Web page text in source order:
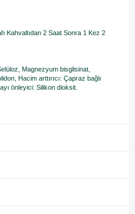
Kahvaltıdan 2 Saat Sonra 1 Kez 2
Magnezyum bisglisinat,
Hacim arttırıcı: Çapraz bağlı
önleyici: Silikon dioksit.